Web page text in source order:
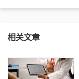
相关文章